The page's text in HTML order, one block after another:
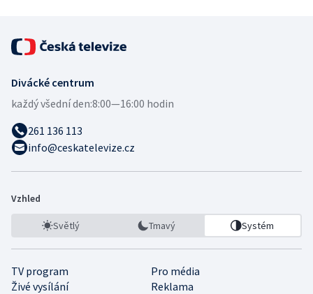
Divácké centrum
každý všední den:8:00—16:00 hodin
261 136 113
info@ceskatelevize.cz
Vzhled
Světlý Tmavý Systém
TV program
Pro média
Živé vysílání
Reklama